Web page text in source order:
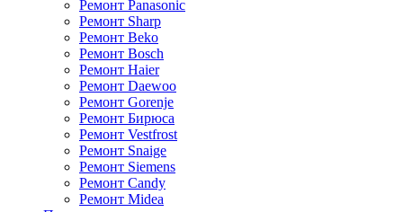
Ремонт Panasonic
Ремонт Sharp
Ремонт Beko
Ремонт Bosch
Ремонт Haier
Ремонт Daewoo
Ремонт Gorenje
Ремонт Бирюса
Ремонт Vestfrost
Ремонт Snaige
Ремонт Siemens
Ремонт Candy
Ремонт Midea